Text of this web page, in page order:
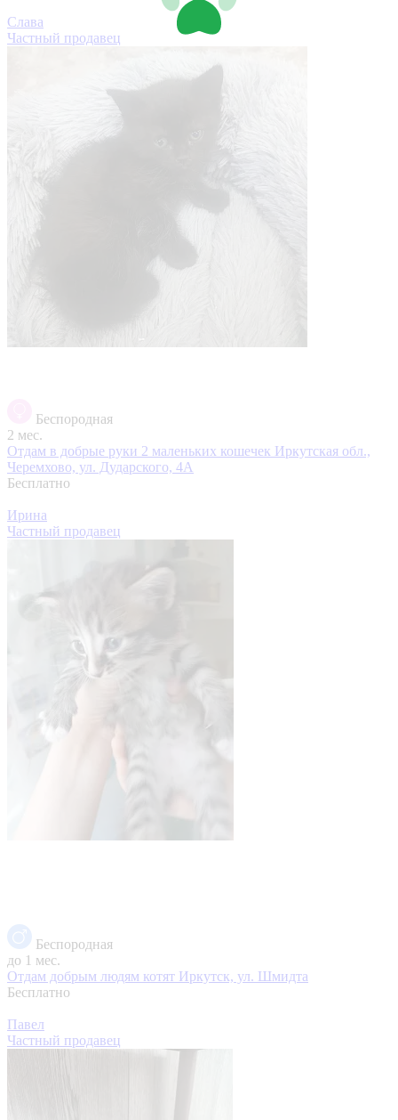
Слава
Частный продавец
Беспородная
2 мес.
Отдам в добрые руки 2 маленьких кошечек Иркутская обл.,
Черемхово, ул. Дударского, 4А
Бесплатно
Ирина
Частный продавец
Беспородная
до 1 мес.
Отдам добрым людям котят Иркутск, ул. Шмидта
Бесплатно
Павел
Частный продавец